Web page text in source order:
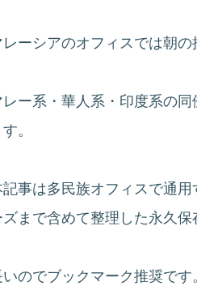
レーシアのオフィスでは朝の
レー系・華人系・印度系の
す。
記事は多民族オフィスで通
ズまで含めて整理した永久保
のでブックマーク推奨です